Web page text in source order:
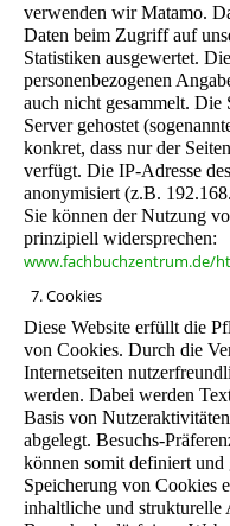
verwenden wir Matamo.
Daten beim Zugriff auf
Statistiken ausgewertet.
personenbezogenen
auch nicht gesammelt.
Server gehostet
konkret, dass nur der
verfügt. Die IP-Adresse
anonymisiert (z.B.
Sie können der Nutzung
prinzipiell widersprechen:
www.fachbuchzentrum.de/
7. Cookies
Diese Website erfüllt die
von Cookies. Durch die
Internetseiten
werden. Dabei werden
Basis von
abgelegt. Besuchs-
können somit definiert
Speicherung von Cookies
inhaltliche und strukturelle